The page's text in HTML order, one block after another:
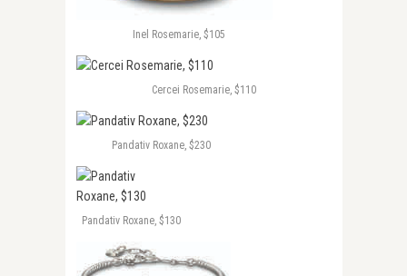
Inel Rosemarie, $105
Cercei Rosemarie, $110
Pandativ Roxane, $230
Pandativ Roxane, $130